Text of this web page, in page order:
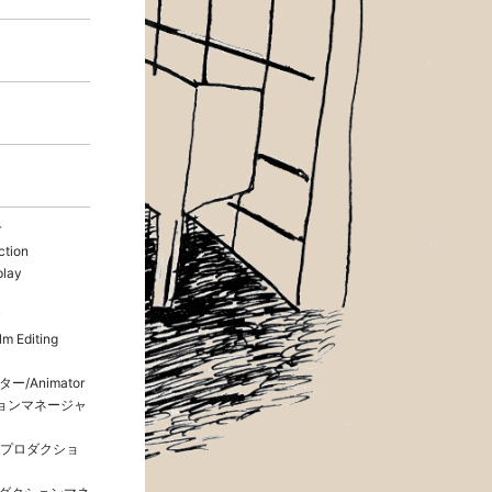
Editing
ー/Animator
ンマネージャ
ロダクショ